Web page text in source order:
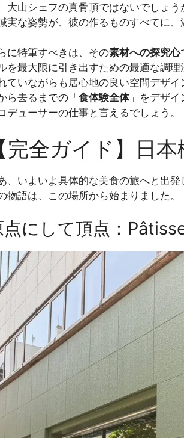
大山シェフの真骨頂ではないでしょ
実な姿勢が、彼の作るものすべてに
に特筆すべきは、その素材への探究心
を最大限に引き出すための最適な調
ていながらも居心地の良い空間デザ
ら去るまでの「 食体験全体」をデザイ
デューサーの仕事と言えるでしょう。
【完全ガイド】日
、いよいよ具体的な美食の旅へと出
物語は、この場所から始まりました。
点にして頂点：